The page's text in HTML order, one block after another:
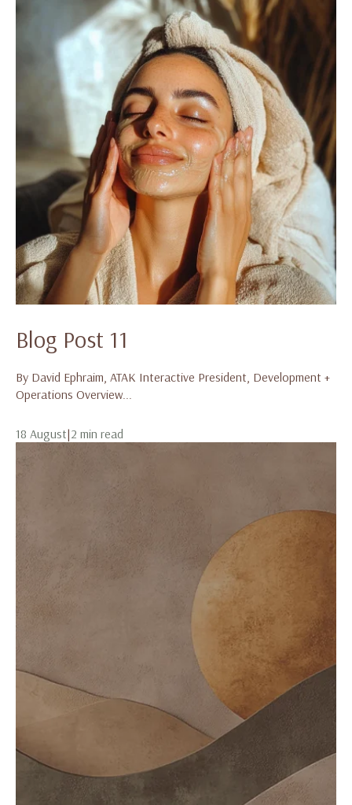
Blog Post 11
By David Ephraim, ATAK Interactive President, Development +
Operations Overview...
18 August|2 min read